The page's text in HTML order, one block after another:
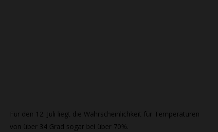
Für den 12. Juli liegt die Wahrscheinlichkeit für Temperaturen
von über 34 Grad sogar bei über 70%.